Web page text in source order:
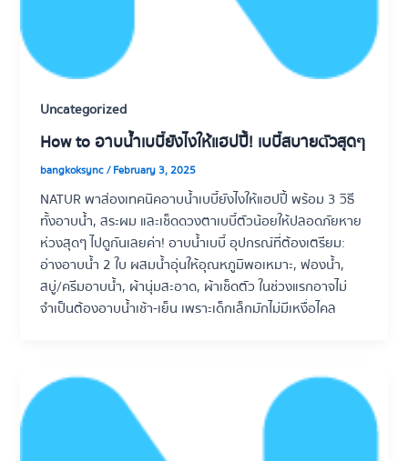
Uncategorized
How to อาบน้ำเบบี๋ยังไงให้แฮปปี้! เบบี๋สบายตัวสุดๆ
bangkoksync/February 3, 2025
NATUR พาส่องเทคนิคอาบน้ำเบบี๋ยังไงให้แฮปปี้ พร้อม 3 วิธี
ทั้งอาบน้ำ, สระผม และเช็ดดวงตาเบบี๋ตัวน้อยให้ปลอดภัยหาย
ห่วงสุดๆ ไปดูกันเลยค่า! อาบน้ำเบบี๋ อุปกรณ์ที่ต้องเตรียม:
อ่างอาบน้ำ 2 ใบ ผสมน้ำอุ่นให้อุณหภูมิพอเหมาะ, ฟองน้ำ,
สบู่/ครีมอาบน้ำ, ผ้านุ่มสะอาด, ผ้าเช็ดตัว ในช่วงแรกอาจไม่
จำเป็นต้องอาบน้ำเช้า-เย็น เพราะเด็กเล็กมักไม่มีเหงื่อไคล